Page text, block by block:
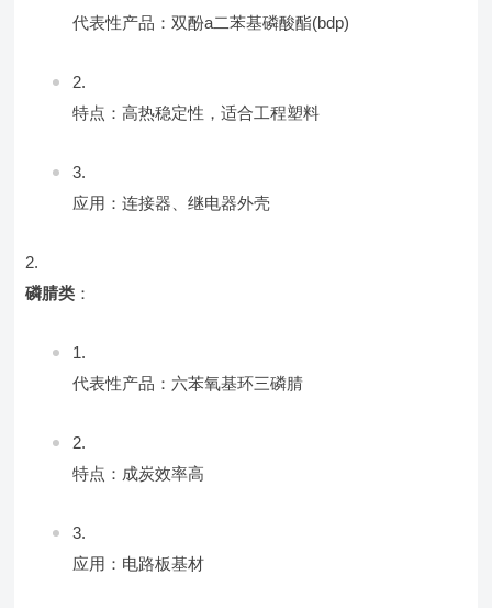
代表性产品：双酚a二苯基磷酸酯(bdp)
特点：高热稳定性，适合工程塑料
应用：连接器、继电器外壳
磷腈类 ：
代表性产品：六苯氧基环三磷腈
特点：成炭效率高
应用：电路板基材